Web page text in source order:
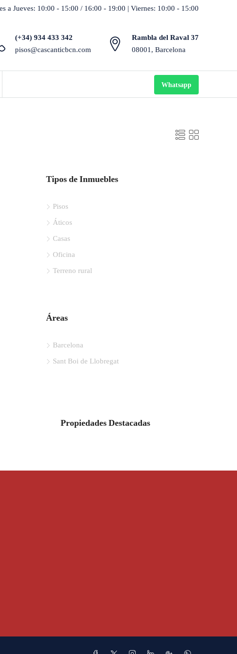
a Jueves: 10:00 - 15:00 / 16:00 - 19:00 | Viernes: 10:00 - 15:00
(+34) 934 433 342
pisos@cascanticbcn.com
Rambla del Raval 37
08001, Barcelona
Whatsapp
Tipos de Inmuebles
Pisos
Áticos
Casas
Oficina
Terreno rural
Áreas
Barcelona
Sant Boi de Llobregat
Propiedades Destacadas